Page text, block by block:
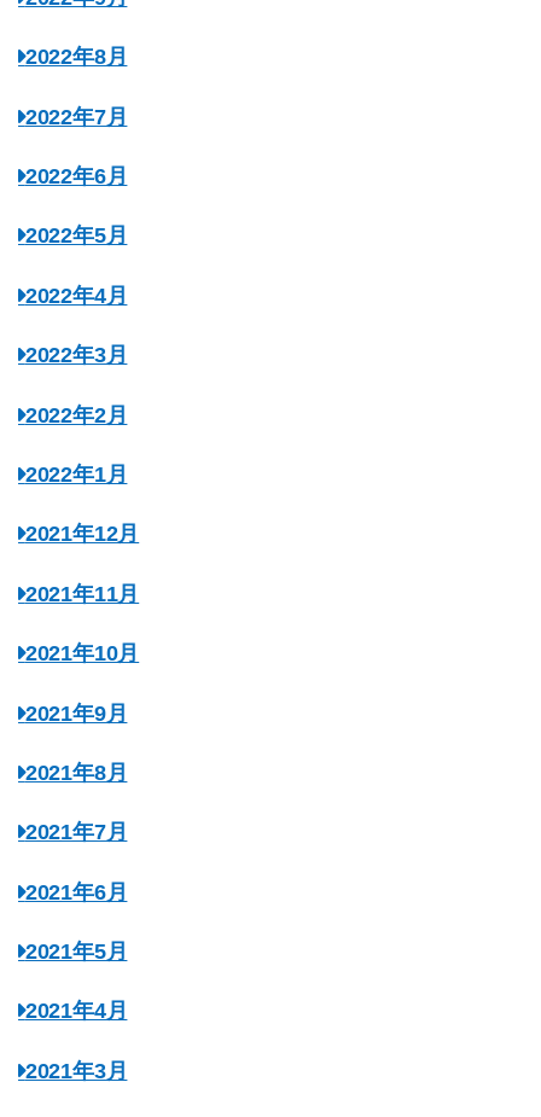
2022年8月
2022年7月
2022年6月
2022年5月
2022年4月
2022年3月
2022年2月
2022年1月
2021年12月
2021年11月
2021年10月
2021年9月
2021年8月
2021年7月
2021年6月
2021年5月
2021年4月
2021年3月